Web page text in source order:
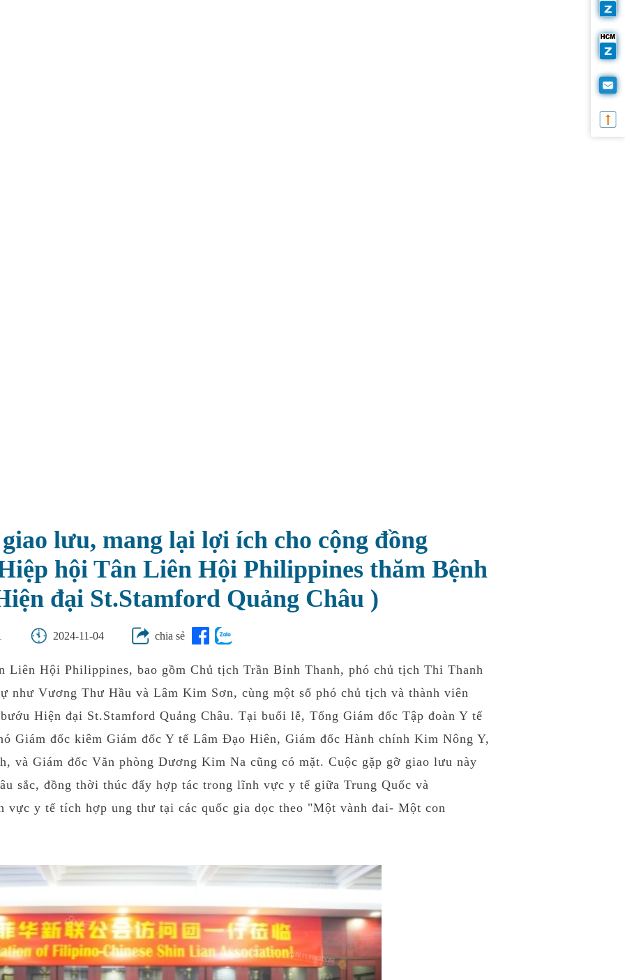
lưu, mang lại lợi ích cho cộng đồng
hội Tân Liên Hội Philippines thăm Bệnh
đại St.Stamford Quảng Châu )
2024-11-04 chia sẻ
Liên Hội Philippines, bao gồm Chủ tịch Trần Bỉnh Thanh, phó chủ tịch Thi Thanh
như Vương Thư Hầu và Lâm Kim Sơn, cùng một số phó chủ tịch và thành viên
bướu Hiện đại St.Stamford Quảng Châu. Tại buổi lễ, Tổng Giám đốc Tập đoàn Y tế
Giám đốc kiêm Giám đốc Y tế Lâm Đạo Hiên, Giám đốc Hành chính Kim Nông Y,
và Giám đốc Văn phòng Dương Kim Na cũng có mặt. Cuộc gặp gỡ giao lưu này
sắc, đồng thời thúc đẩy hợp tác trong lĩnh vực y tế giữa Trung Quốc và
vực y tế tích hợp ung thư tại các quốc gia dọc theo "Một vành đai- Một con